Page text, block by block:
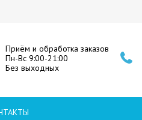
Приём и обработка заказов
Пн-Вс 9:00-21:00
Без выходных